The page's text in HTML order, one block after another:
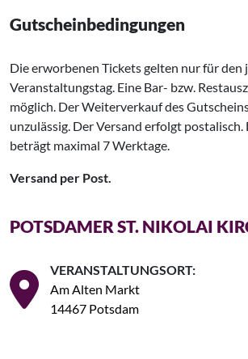
Gutscheinbedingungen
Die erworbenen Tickets gelten nur für den
Veranstaltungstag. Eine Bar- bzw.
möglich. Der Weiterverkauf des
unzulässig. Der Versand erfolgt postalisch.
beträgt maximal 7 Werktage.
Versand per Post.
POTSDAMER ST. NIKOLAI
VERANSTALTUNGSORT:
Am Alten Markt
14467 Potsdam